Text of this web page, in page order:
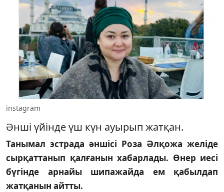
instagram
Әнші үйінде үш күн ауырып жатқан.
Танымал эстрада әншісі Роза Әлқожа желіде
сырқаттанып қалғанын хабарлады. Өнер иесі
бүгінде арнайы шипажайда ем қабылдап
жатқанын айтты.